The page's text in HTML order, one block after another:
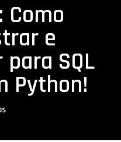
Como
e
SQL
Python!